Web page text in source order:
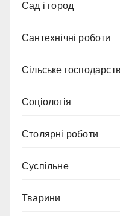
Сад і город
Сантехнічні роботи
Сільське
Соціологія
Столярні роботи
Суспільне
Тварини